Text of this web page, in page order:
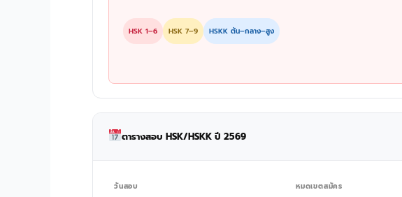
HSK 1–6 HSK 7–9 HSKK ต้น–กลาง–สูง
ตารางสอบ HSK/HSKK ปี 2569
วันสอบ หมดเขตสมัคร